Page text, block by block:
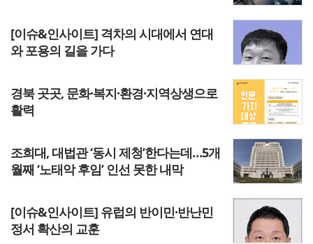
[이슈&인사이트] 격차의 시대에서 연대
와 포용의 길을 가다
경북 곳곳, 문화·복지·환경·지역상생으로
활력
조희대, 대법관 ‘동시 제청’한다는데…5개
월째 ‘노태악 후임’ 인선 못한 내막
[이슈&인사이트] 유럽의 반이민·반난민
정서 확산의 교훈